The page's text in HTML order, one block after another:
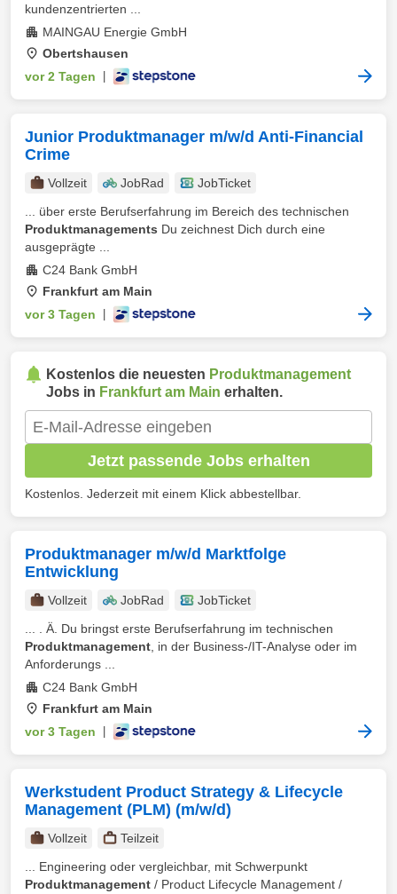
kundenzentrierten ...
MAINGAU Energie GmbH
Obertshausen
vor 2 Tagen
Junior Produktmanager m/w/d Anti-Financial
Crime
Vollzeit JobRad
JobTicket
... über erste Berufserfahrung im Bereich des technischen
Produktmanagements Du zeichnest Dich durch eine
ausgeprägte ...
C24 Bank GmbH
Frankfurt am Main
vor 3 Tagen
Kostenlos die neuesten Produktmanagement
Jobs in Frankfurt am Main erhalten.
Jetzt passende Jobs erhalten
Kostenlos. Jederzeit mit einem Klick abbestellbar.
Produktmanager m/w/d Marktfolge
Entwicklung
Vollzeit JobRad
JobTicket
... . Ä. Du bringst erste Berufserfahrung im technischen
Produktmanagement , in der Business-/IT-Analyse oder im
Anforderungs ...
C24 Bank GmbH
Frankfurt am Main
vor 3 Tagen
Werkstudent Product Strategy & Lifecycle
Management (PLM) (m/w/d)
Vollzeit
Teilzeit
... Engineering oder vergleichbar, mit Schwerpunkt
Produktmanagement / Product Lifecycle Management /